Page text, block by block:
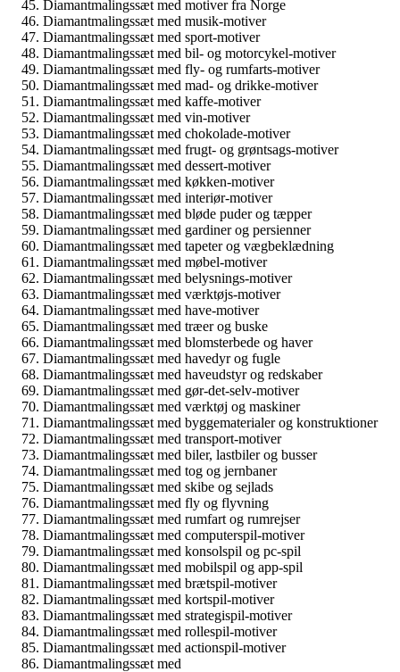
Diamantmalingssæt med motiver fra Norge
Diamantmalingssæt med musik-motiver
Diamantmalingssæt med sport-motiver
Diamantmalingssæt med bil- og motorcykel-motiver
Diamantmalingssæt med fly- og rumfarts-motiver
Diamantmalingssæt med mad- og drikke-motiver
Diamantmalingssæt med kaffe-motiver
Diamantmalingssæt med vin-motiver
Diamantmalingssæt med chokolade-motiver
Diamantmalingssæt med frugt- og grøntsags-motiver
Diamantmalingssæt med dessert-motiver
Diamantmalingssæt med køkken-motiver
Diamantmalingssæt med interiør-motiver
Diamantmalingssæt med bløde puder og tæpper
Diamantmalingssæt med gardiner og persienner
Diamantmalingssæt med tapeter og vægbeklædning
Diamantmalingssæt med møbel-motiver
Diamantmalingssæt med belysnings-motiver
Diamantmalingssæt med værktøjs-motiver
Diamantmalingssæt med have-motiver
Diamantmalingssæt med træer og buske
Diamantmalingssæt med blomsterbede og haver
Diamantmalingssæt med havedyr og fugle
Diamantmalingssæt med haveudstyr og redskaber
Diamantmalingssæt med gør-det-selv-motiver
Diamantmalingssæt med værktøj og maskiner
Diamantmalingssæt med byggematerialer og konstruktioner
Diamantmalingssæt med transport-motiver
Diamantmalingssæt med biler, lastbiler og busser
Diamantmalingssæt med tog og jernbaner
Diamantmalingssæt med skibe og sejlads
Diamantmalingssæt med fly og flyvning
Diamantmalingssæt med rumfart og rumrejser
Diamantmalingssæt med computerspil-motiver
Diamantmalingssæt med konsolspil og pc-spil
Diamantmalingssæt med mobilspil og app-spil
Diamantmalingssæt med brætspil-motiver
Diamantmalingssæt med kortspil-motiver
Diamantmalingssæt med strategispil-motiver
Diamantmalingssæt med rollespil-motiver
Diamantmalingssæt med actionspil-motiver
Diamantmalingssæt med